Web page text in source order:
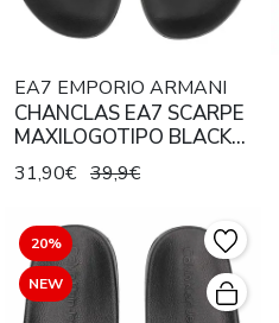
EA7 EMPORIO ARMANI
CHANCLAS EA7 SCARPE
MAXILOGOTIPO BLACK
BEAUTY
31,90€ 39,9€
20%
NEW